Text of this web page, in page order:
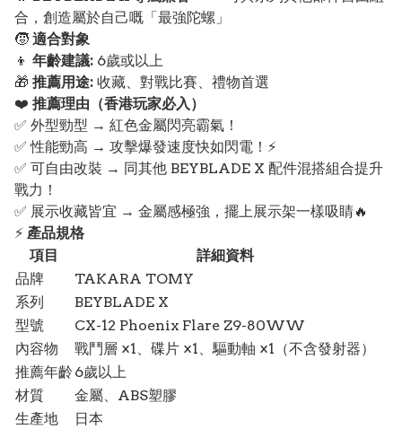
合，創造屬於自己嘅「最強陀螺」
🧒 適合對象
👦 年齡建議: 6歲或以上
🎁 推薦用途: 收藏、對戰比賽、禮物首選
❤️ 推薦理由（香港玩家必入）
✅ 外型勁型 → 紅色金屬閃亮霸氣！
✅ 性能勁高 → 攻擊爆發速度快如閃電！⚡
✅ 可自由改裝 → 同其他 BEYBLADE X 配件混搭組合提升
戰力！
✅ 展示收藏皆宜 → 金屬感極強，擺上展示架一樣吸睛🔥
⚡ 產品規格
項目
詳細資料
品牌
TAKARA TOMY
系列
BEYBLADE X
型號
CX-12 Phoenix Flare Z9-80WW
內容物
戰鬥層 ×1、碟片 ×1、驅動軸 ×1（不含發射器）
推薦年齡6歲以上
材質
金屬、ABS塑膠
生產地
日本